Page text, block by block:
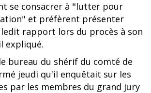
se consacrer à "lutter pour
et préfèrent présenter
rapport lors du procès à son
expliqué.
bureau du shérif du comté de
jeudi qu'il enquêtait sur les
par les membres du grand jury